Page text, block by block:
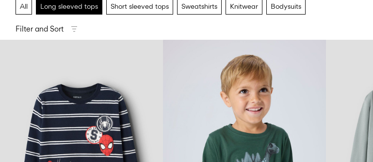
All Long sleeved tops Short sleeved tops Sweatshirts Knitwear Bodysuits
Filter and Sort